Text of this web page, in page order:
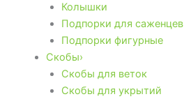
Колышки
Подпорки для саженцев
Подпорки фигурные
Скобы›
Скобы для веток
Скобы для укрытий